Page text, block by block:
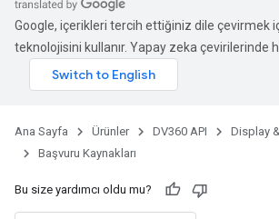
Google, içerikleri tercih ettiğiniz dile çevirmek
teknolojisini kullanır. Yapay zeka çevirilerinde
Ana Sayfa Ürünler DV360 API
Display
Başvuru Kaynakları
Bu size yardımcı oldu mu?